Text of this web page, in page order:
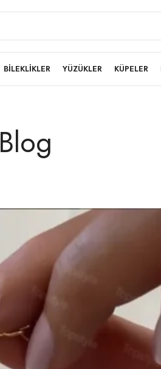
BİLEKLİKLER YÜZÜKLER KÜPELER
Blog